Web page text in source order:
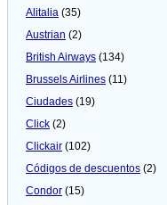
Alitalia (35)
Austrian (2)
British Airways (134)
Brussels Airlines (11)
Ciudades (19)
Click (2)
Clickair (102)
Códigos de descuentos (2)
Condor (15)